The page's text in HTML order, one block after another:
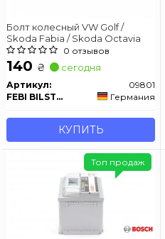
Болт колесный VW Golf /
Skoda Fabia / Skoda Octavia
0 отзывов
140 ₴ сегодня
Артикул:
09801
FEBI BILSTEIN
Германия
КУПИТЬ
Топ продаж